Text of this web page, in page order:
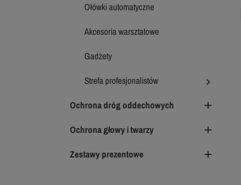
Ołówki automatyczne
Akcesoria warsztatowe
Gadżety
Strefa profesjonalistów

Ochrona dróg oddechowych 
Ochrona głowy i twarzy 
Zestawy prezentowe 